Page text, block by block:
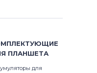
LG
ПЛАНШЕТА
для